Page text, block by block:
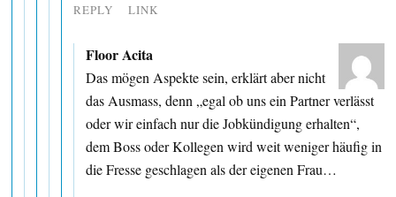
REPLY LINK
Floor Acita
Das mögen Aspekte sein, erklärt aber nicht
das Ausmass, denn „egal ob uns ein Partner verlässt
oder wir einfach nur die Jobkündigung erhalten“,
dem Boss oder Kollegen wird weit weniger häufig in
die Fresse geschlagen als der eigenen Frau…